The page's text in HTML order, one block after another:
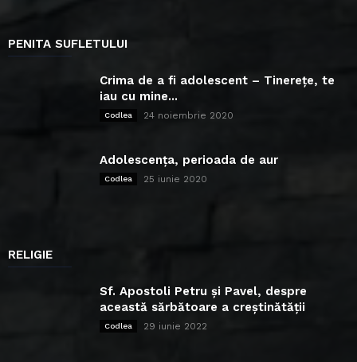
PENITA SUFLETULUI
Crima de a fi adolescent – Tinerețe, te
iau cu mine...
Codlea 24 noiembrie 2020
Adolescența, perioada de aur
Codlea 25 iunie 2020
RELIGIE
Sf. Apostoli Petru și Pavel, despre
această sărbătoare a creștinătății
Codlea 29 iunie 2022